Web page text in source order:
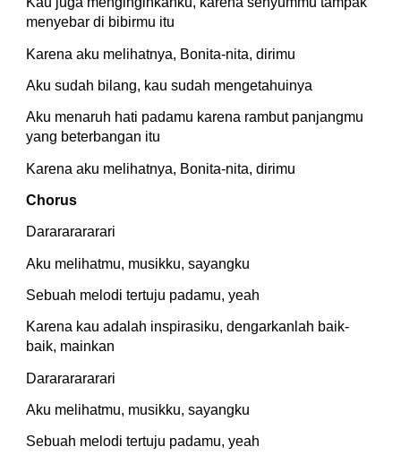
menyebar di bibirmu itu
Karena aku melihatnya, Bonita-nita, dirimu
Aku sudah bilang, kau sudah mengetahuinya
Aku menaruh hati padamu karena rambut panjangmu
yang beterbangan itu
Karena aku melihatnya, Bonita-nita, dirimu
Chorus
Darararararari
Aku melihatmu, musikku, sayangku
Sebuah melodi tertuju padamu, yeah
Karena kau adalah inspirasiku, dengarkanlah baik-
baik, mainkan
Darararararari
Aku melihatmu, musikku, sayangku
Sebuah melodi tertuju padamu, yeah